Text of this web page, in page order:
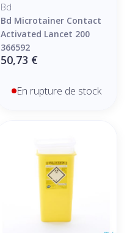
Bd
Bd Microtainer Contact
Activated Lancet 200
366592
50,73 €
En rupture de stock